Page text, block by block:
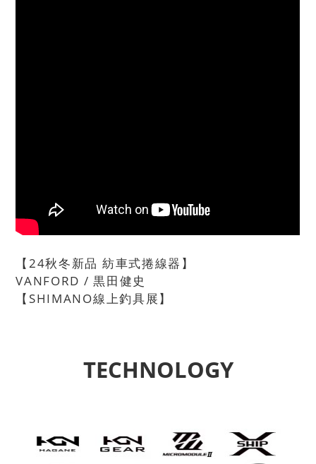
【24秋冬新品 紡車式捲線器】
VANFORD / 黒田健史
【SHIMANO線上釣具展】
TECHNOLOGY